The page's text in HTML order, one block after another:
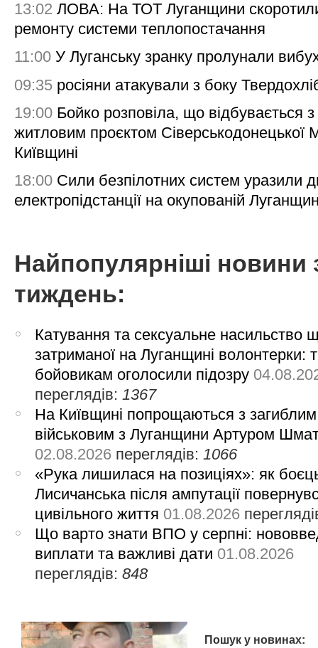
13:02 ЛОВА: На ТОТ Луганщини
ремонту системи теплопостачання
11:00 У Луганську зранку пролунали
09:35 росіяни атакували з боку
19:00 Бойко розповіла, що відбувається з
житловим проєктом Сіверськодонецької
Київщині
18:00 Сили безпілотних систем уразили
електропідстанції на окупованій
Найпопулярніші новини
тиждень:
Катування та сексуальне насильство
затриманої на Луганщині волонтерки:
бойовикам оголосили підозру
переглядів:1367
На Київщині попрощаються з загиблим
військовим з Луганщини Артуром
02.08.2026 переглядів:1066
«Рука лишилася на позиціях»: як
Лисичанська після ампутації
цивільного життя 01.08.2026
Що варто знати ВПО у серпні:
виплати та важливі дати 01.08.2026
переглядів:848
Пошук у новинах: